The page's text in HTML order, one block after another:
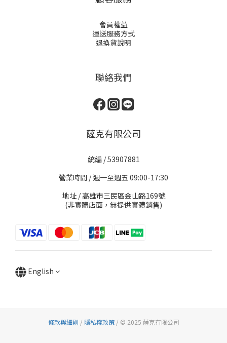
會員權益
運送服務方式
退換貨說明
聯絡我們
薩克有限公司
統編 / 53907881
營業時間 / 週一至週五 09:00-17:30
地址 / 高雄市三民區金山路169號
(非實體店面，無提供實體銷售)
English
條款與細則 / 隱私權政策/ © 2025 薩克有限公司